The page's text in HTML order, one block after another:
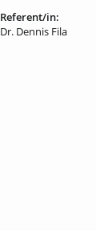
Referent/in:
Dr. Dennis Fila